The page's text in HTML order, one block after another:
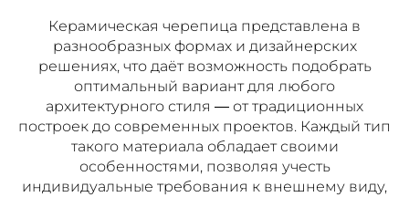
Керамическая черепица представлена в
разнообразных формах и дизайнерских
решениях, что даёт возможность подобрать
оптимальный вариант для любого
архитектурного стиля — от традиционных
построек до современных проектов. Каждый тип
такого материала обладает своими
особенностями, позволяя учесть
индивидуальные требования к внешнему виду,